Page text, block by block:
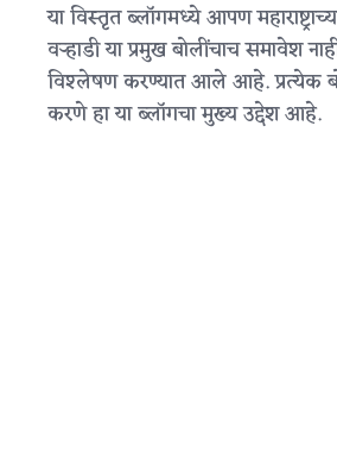
या विस्तृत ब्लॉगमध्ये आपण
वऱ्हाडी या प्रमुख बोलींचाच समावेश
विश्लेषण करण्यात आले आहे. प्रत्येक
करणे हा या ब्लॉगचा मुख्य उद्देश आहे.